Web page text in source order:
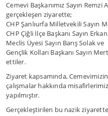
Cemevi Başkanımız Sayın
gerçekleşen ziyarette;
CHP Şanlıurfa Milletvekili Sayın
CHP Çiğli İlçe Başkanı Sayın
Meclis Üyesi Sayın Barış Solak ve
Gençlik Kolları Başkanı Sayın
ettiler.
Ziyaret kapsamında,
çalışmalar hakkında
yapılmıştır.
Gerçekleştirilen bu nazik